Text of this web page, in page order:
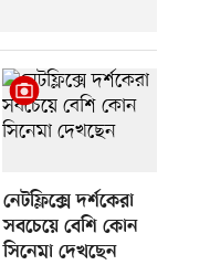
নেটফ্লিক্সে দর্শকেরা
সবচেয়ে বেশি কোন
সিনেমা দেখছেন